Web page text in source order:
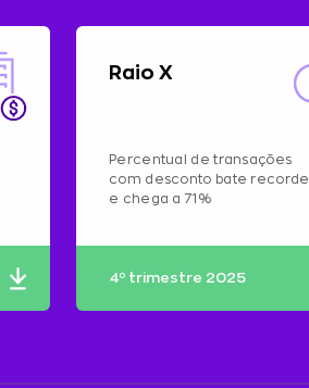
Raio X
Percentual de transações
com desconto bate recorde
e chega a 71%
4º trimestre 2025